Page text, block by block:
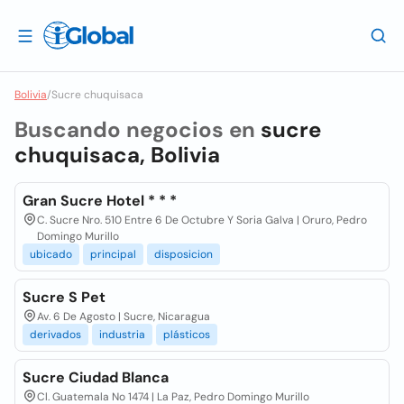
Bolivia/Sucre chuquisaca
Buscando negocios en sucre
chuquisaca, Bolivia
Gran Sucre Hotel * * *
C. Sucre Nro. 510 Entre 6 De Octubre Y Soria Galva | Oruro, Pedro
Domingo Murillo
ubicado
principal disposicion
Sucre S Pet
Av. 6 De Agosto | Sucre, Nicaragua
derivados
industria plásticos
Sucre Ciudad Blanca
Cl. Guatemala No 1474 | La Paz, Pedro Domingo Murillo